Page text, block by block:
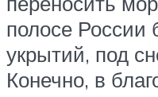
полосе России
укрытий, под
Конечно, в